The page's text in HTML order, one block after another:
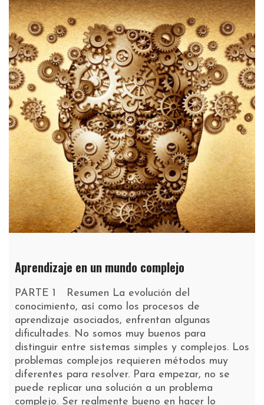
Aprendizaje en un mundo complejo
PARTE 1 Resumen La evolución del
conocimiento, así como los procesos de
aprendizaje asociados, enfrentan algunas
dificultades. No somos muy buenos para
distinguir entre sistemas simples y complejos. Los
problemas complejos requieren métodos muy
diferentes para resolver. Para empezar, no se
puede replicar una solución a un problema
complejo. Ser realmente bueno en hacer lo